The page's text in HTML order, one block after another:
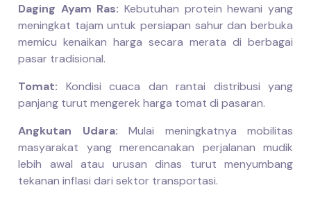
Daging Ayam Ras: Kebutuhan protein hewani yang
meningkat tajam untuk persiapan sahur dan berbuka
memicu kenaikan harga secara merata di berbagai
pasar tradisional.
Tomat: Kondisi cuaca dan rantai distribusi yang
panjang turut mengerek harga tomat di pasaran.
Angkutan Udara: Mulai meningkatnya mobilitas
masyarakat yang merencanakan perjalanan mudik
lebih awal atau urusan dinas turut menyumbang
tekanan inflasi dari sektor transportasi.